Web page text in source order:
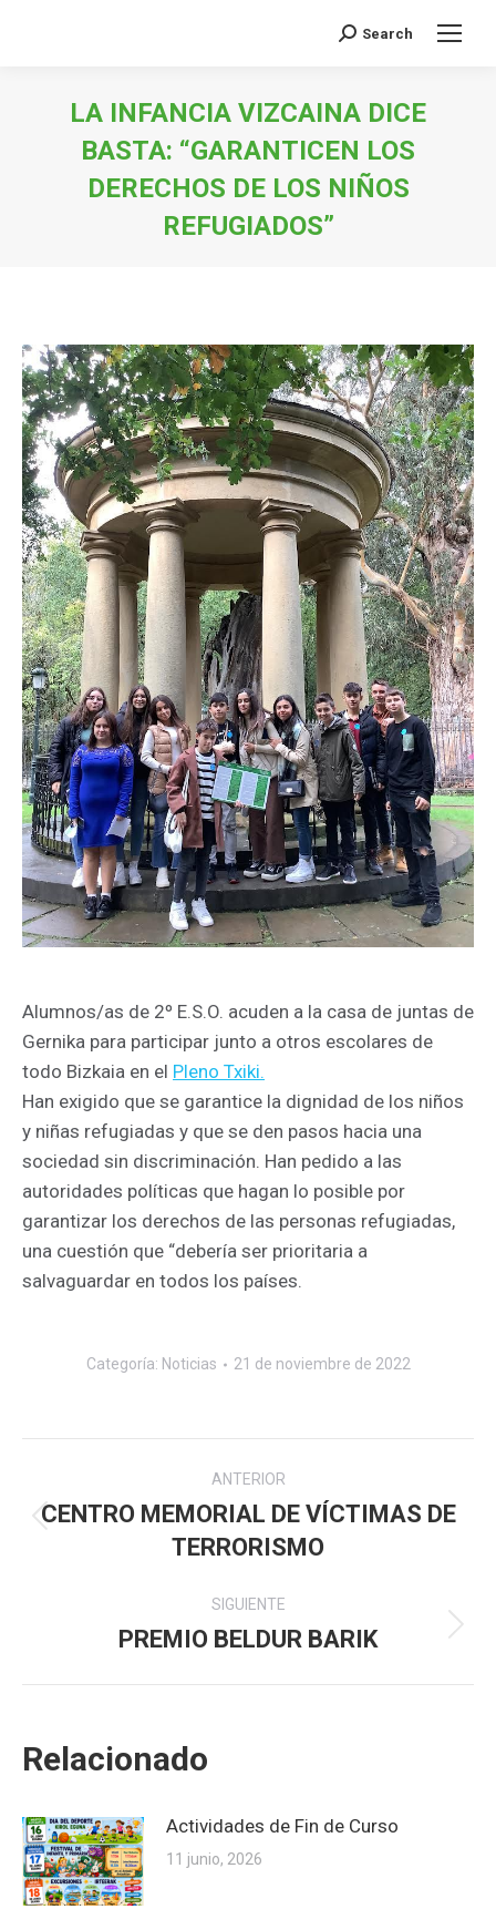
Buscar:
Search
LA INFANCIA VIZCAINA DICE
BASTA: “GARANTICEN LOS
DERECHOS DE LOS NIÑOS
REFUGIADOS”
Alumnos/as de 2º E.S.O. acuden a la casa de juntas de
Gernika para participar junto a otros escolares de
todo Bizkaia en el Pleno Txiki.
Han exigido que se garantice la dignidad de los niños
y niñas refugiadas y que se den pasos hacia una
sociedad sin discriminación. Han pedido a las
autoridades políticas que hagan lo posible por
garantizar los derechos de las personas refugiadas,
una cuestión que “debería ser prioritaria a
salvaguardar en todos los países.
Categoría: Noticias 21 de noviembre de 2022
Navegación
entre
publicaciones
ANTERIOR
Publicación
anterior:
CENTRO MEMORIAL DE VÍCTIMAS DE
TERRORISMO
SIGUIENTE
Publicación
PREMIO BELDUR BARIK
Relacionado
Actividades de Fin de Curso
11 junio, 2026